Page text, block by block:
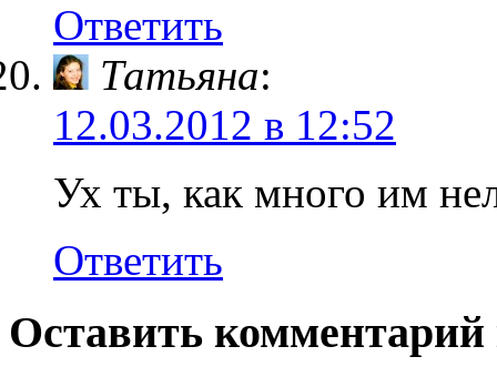
Ответить
Татьяна:
12.03.2012 в 12:52
Ух ты, как много им
Ответить
Оставить